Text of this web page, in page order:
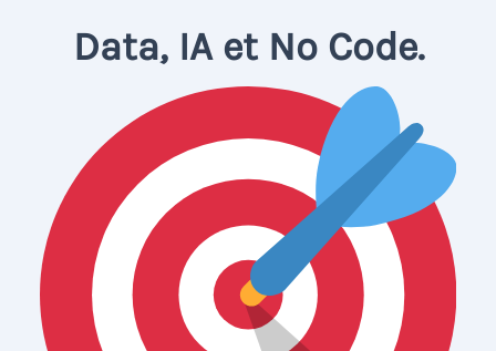
Data, IA et No Code.